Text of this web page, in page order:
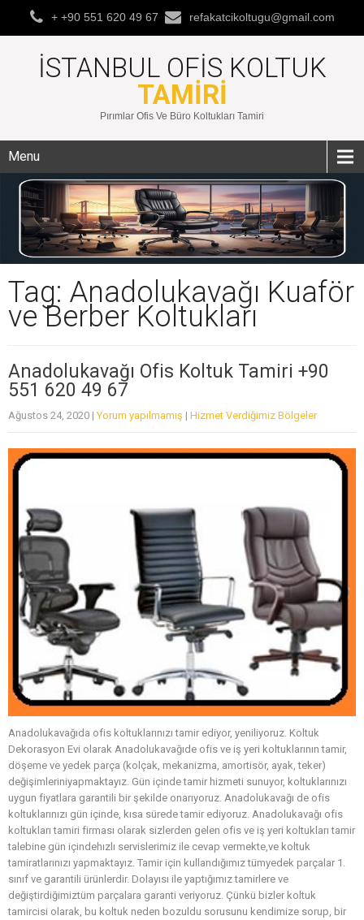
+ +90 551 620 49 67 refakatcikoltugu@gmail.com
İSTANBUL OFIS KOLTUK
TAMIRI
Pırımlar Ofis Ve Büro Koltukları Tamiri
Menu
Tag: Anadolukavağı Kuaför
ve Berber Koltukları
Anadolukavağı Ofis Koltuk Tamiri +90
551 620 49 67
Ağustos 24, 2020 |Yorum yapılmamış | Hizmet Verdiğimiz Bölgeler
Anadolukavağıda ofis koltuklarınızı tamir ediyor, yeniliyoruz. Koltuk
Dekorasyon Evi olarak Anadolukavağıde ofis ve iş yeri koltuklarının tamir,
döşeme ve yedek parça (kolçak, mekanizma, amortisör, ayak, teker)
değişimleriniyapmaktayız. Gün içinde tamir hizmeti sunuyor, koltuklarınızı
uygun fiyatlara garantili bir şekilde onarıyoruz. Anadolukavağı de ofis
koltuklarınızı gün içinde, kısa sürede tamir ediyoruz. Anadolukavağı ofis
koltukları tamiri firması olarak sizlerden gelen ofis ve iş yeri koltukları tamir
talebine gün içindehızlı servislerimiz ile cevap vermekte,ve koltuk
tamiratlarınızı yapmaktayız. Tamir için kullandığımız tümyedek parçalar 1.
sınıf ve garantili ürünlerdir. Dolayısı ile yaptığımız tamirlere ve
değiştirdiğimiztüm parçalara garanti veriyoruz. Çünkü bizler koltuk
tamircisi olarak, bu koltuk neden bozuldu sorusunu kendimize sorup, bir